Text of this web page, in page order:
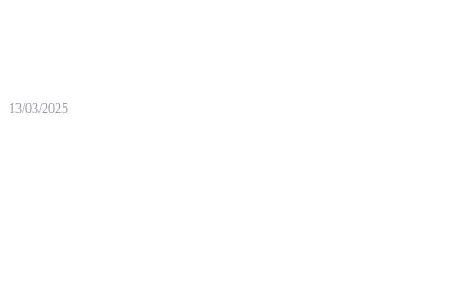
13/03/2025